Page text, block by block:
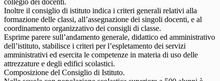
collegio dei docenti.
Inoltre il consiglio di istituto indica i criteri generali relativi alla
formazione delle classi, all’assegnazione dei singoli docenti, e al
coordinamento organizzativo dei consigli di classe.
Esprime parere sull’andamento generale, didattico ed amministrativo
dell’istituto, stabilisce i criteri per l’espletamento dei servizi
amministrativi ed esercita le competenze in materia di uso delle
attrezzature e degli edifici scolastici.
Composizione del Consiglio di Istituto.